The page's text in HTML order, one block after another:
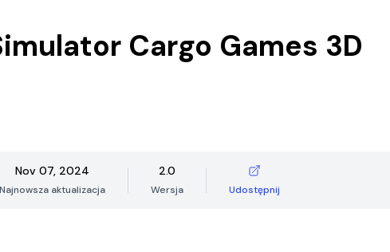
Cargo Games 3D
Nov 07, 2024
Najnowsza aktualizacja
2.0
Wersja Udostępnij